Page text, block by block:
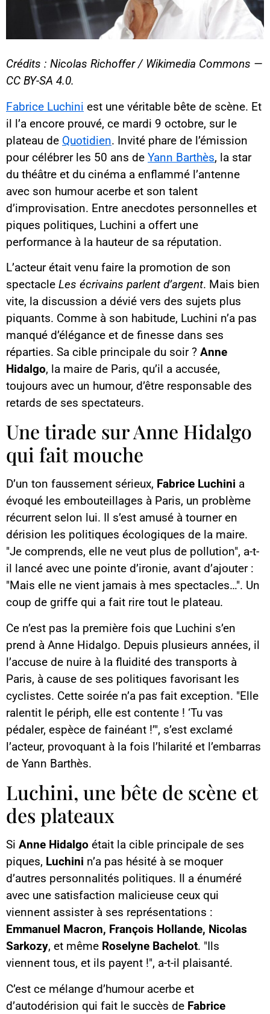
Crédits : Nicolas Richoffer / Wikimedia Commons —
CC BY-SA 4.0.
Fabrice Luchini est une véritable bête de scène. Et
il l’a encore prouvé, ce mardi 9 octobre, sur le
plateau de Quotidien. Invité phare de l’émission
pour célébrer les 50 ans de Yann Barthès, la star
du théâtre et du cinéma a enflammé l’antenne
avec son humour acerbe et son talent
d’improvisation. Entre anecdotes personnelles et
piques politiques, Luchini a offert une
performance à la hauteur de sa réputation.
L’acteur était venu faire la promotion de son
spectacle Les écrivains parlent d’argent. Mais bien
vite, la discussion a dévié vers des sujets plus
piquants. Comme à son habitude, Luchini n’a pas
manqué d’élégance et de finesse dans ses
réparties. Sa cible principale du soir ? Anne
Hidalgo, la maire de Paris, qu’il a accusée,
toujours avec un humour, d’être responsable des
retards de ses spectateurs.
Une tirade sur Anne Hidalgo
qui fait mouche
D’un ton faussement sérieux, Fabrice Luchini a
évoqué les embouteillages à Paris, un problème
récurrent selon lui. Il s’est amusé à tourner en
dérision les politiques écologiques de la maire.
"Je comprends, elle ne veut plus de pollution", a-t-
il lancé avec une pointe d’ironie, avant d’ajouter :
"Mais elle ne vient jamais à mes spectacles…". Un
coup de griffe qui a fait rire tout le plateau.
Ce n’est pas la première fois que Luchini s’en
prend à Anne Hidalgo. Depuis plusieurs années, il
l’accuse de nuire à la fluidité des transports à
Paris, à cause de ses politiques favorisant les
cyclistes. Cette soirée n’a pas fait exception. "Elle
ralentit le périph, elle est contente ! ‘Tu vas
pédaler, espèce de fainéant !’", s’est exclamé
l’acteur, provoquant à la fois l’hilarité et l’embarras
de Yann Barthès.
Luchini, une bête de scène et
des plateaux
Si Anne Hidalgo était la cible principale de ses
piques, Luchini n’a pas hésité à se moquer
d’autres personnalités politiques. Il a énuméré
avec une satisfaction malicieuse ceux qui
viennent assister à ses représentations :
Emmanuel Macron, François Hollande, Nicolas
Sarkozy, et même Roselyne Bachelot. "Ils
viennent tous, et ils payent !", a-t-il plaisanté.
C’est ce mélange d’humour acerbe et
d’autodérision qui fait le succès de Fabrice